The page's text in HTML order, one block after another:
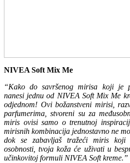
NIVEA Soft Mix Me
“Kako do savršenog mirisa koji je
nanesi jednu od NIVEA Soft Mix Me
odjednom! Ovi božanstveni mirisi,
parfumerima, stvoreni su za
miris ovisi samo o trenutnoj
mirisnih kombinacija jednostavno ne
dok se zabavljaš tražeći miris koji
osobnosti, tvoja koža će uživati u
učinkovitoj formuli NIVEA Soft kreme.”